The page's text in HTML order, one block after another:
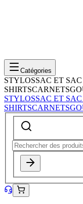
Catégories
STYLOSSAC ET
SHIRTSCARNETS
STYLOSSAC ET
SHIRTSCARNETS